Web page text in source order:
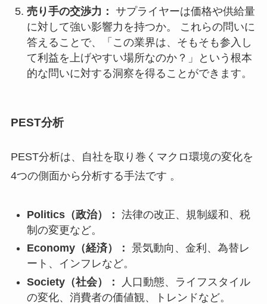
売り手の交渉力： サプライヤーは価格や供給量
に対して強い影響力を持つか。 これらの問いに
答えることで、「この業界は、そもそも参入し
て利益を上げやすい場所なのか？」という根本
的な問いに対する洞察を得ることができます。
PEST分析
PEST分析は、自社を取り巻くマクロ環境の変化を
4つの側面から分析する手法です 。
Politics（政治）： 法律の改正、規制緩和、税
制の変更など。
Economy（経済）： 景気動向、金利、為替レ
ート、インフレなど。
Society（社会）：
人口動態、ライフスタイル
の変化、消費者の価値観、トレンドなど。